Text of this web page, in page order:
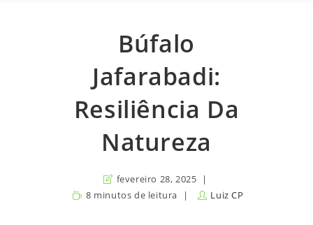
Búfalo
Jafarabadi:
Resiliência Da
Natureza
fevereiro 28, 2025
8 minutos de leitura
Luiz CP